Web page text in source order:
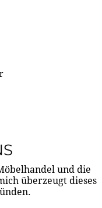
und die
überzeugt dieses